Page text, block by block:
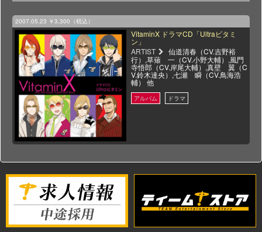
2007.05.23 ￥3,300（税込）
VitaminX ドラマCD「Ultraビタミ
ン」
ARTIST
仙道清春（CV.吉野裕
行）,草薙 一（CV.小野大輔）,風門
寺悟郎（CV.岸尾大輔）,真壁 翼（C
V.鈴木達央）,七瀬 瞬（CV.鳥海浩
輔） 他